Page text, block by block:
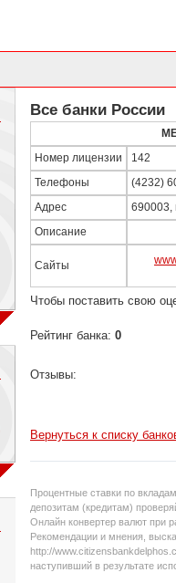
Все банки России
Номер лицензии 142
Телефоны (4232)
Адрес 690003,
Описание
Сайты
Чтобы поставить свою
Рейтинг банка: 0
Отзывы:
Вернуться к списку
Процентные ставки по
депозитам (кредитам)
Онлайн конвертер валют при
Рекомендации и мнения,
http://
наступивший в результате